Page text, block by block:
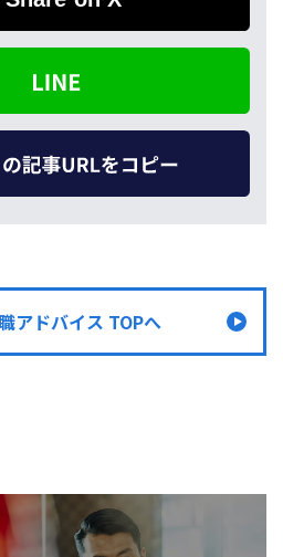
アドバイス TOPへ